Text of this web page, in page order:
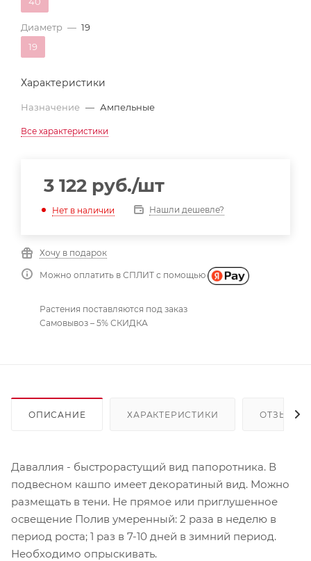
Диаметр — 19
19
Характеристики
Назначение — Ампельные
Все характеристики
3 122 руб./шт
Нет в наличии Нашли дешевле?
Хочу в подарок
Можно оплатить в СПЛИТ с помощью
Растения поставляются под заказ
Самовывоз – 5% СКИДКА
ОПИСАНИЕ ХАРАКТЕРИСТИКИ ОТЗЫВЫ
Даваллия - быстрорастущий вид папоротника. В
подвесном кашпо имеет декоратиный вид. Можно
размещать в тени. Не прямое или приглушенное
освещение Полив умеренный: 2 раза в неделю в
период роста; 1 раз в 7-10 дней в зимний период.
Необходимо опрыскивать.